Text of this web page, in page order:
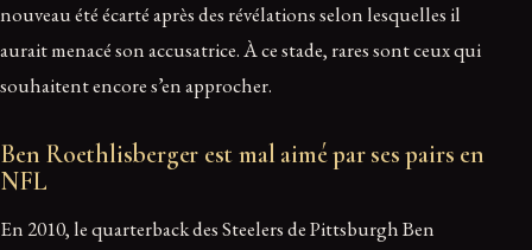
nouveau été écarté après des révélations selon lesquelles il
aurait menacé son accusatrice. À ce stade, rares sont ceux qui
souhaitent encore s’en approcher.
Ben Roethlisberger est mal aimé par ses pairs en
NFL
En 2010, le quarterback des Steelers de Pittsburgh Ben